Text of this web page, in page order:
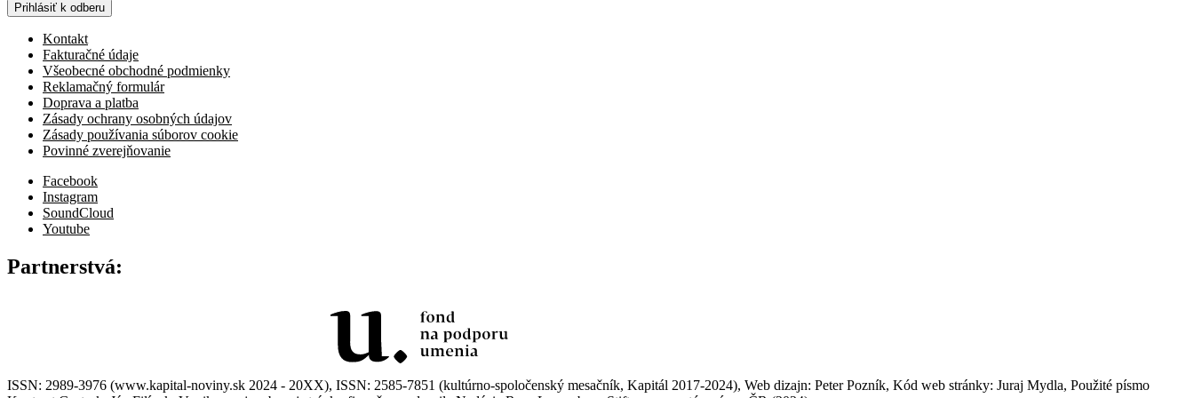
Prihlásiť k odberu
Kontakt
Fakturačné údaje
Všeobecné obchodné podmienky
Reklamačný formulár
Doprava a platba
Zásady ochrany osobných údajov
Zásady používania súborov cookie
Povinné zverejňovanie
Facebook
Instagram
SoundCloud
Youtube
Partnerstvá:
ISSN: 2989-3976 (www.kapital-noviny.sk 2024 - 20XX), ISSN: 2585-7851 (kultúrno-spoločenský mesačník, Kapitál 2017-2024), Web dizajn: Peter Pozník, Kód web stránky: Juraj Mydla, Použité písmo